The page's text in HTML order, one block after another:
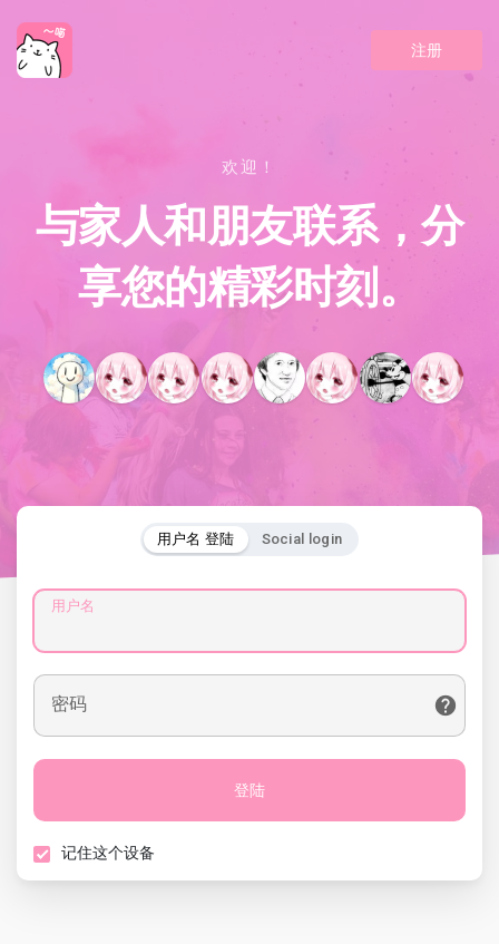
注册
欢迎！
与家人和朋友联系，分
享您的精彩时刻。
用户名 登陆 Social login
用户名
密码
登陆
记住这个设备